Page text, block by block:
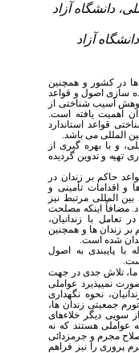
دانشگاه آزاد
آزاد
کشور و همچنین
­سازی اصول و قواعد
آسیب­ شناختی از
اهمیت یافته است.
قواعد استاندارد
المللی می­ باشد.
و با بهره­ گیری از
و تدوین گردیده
حاکم بر زندان در
اقدامات تأمینی و
­المللی مرتبط نیز
مضافاً اینکه مصلحت
با زندانیان،
زندان­ ها و همچنین
شده است.
با پایبندی به اصول
تلاش جدی در جهت
نمی­پذیرد عواملی
نحوه نگهداری
جمعیتی زندان­ ها،
دیگر خلاءهای
هستند که نه
مجرم و جرم­زدائی
را نیز فراهم